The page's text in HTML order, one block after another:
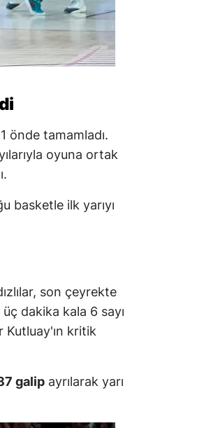
önde tamamladı.
oyuna ortak
basketle ilk yarıyı
son çeyrekte
dakika kala 6 sayı
Kutluay'ın kritik
galip ayrılarak yarı